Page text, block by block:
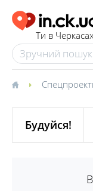
Ти в Черкасах
Будуйся!